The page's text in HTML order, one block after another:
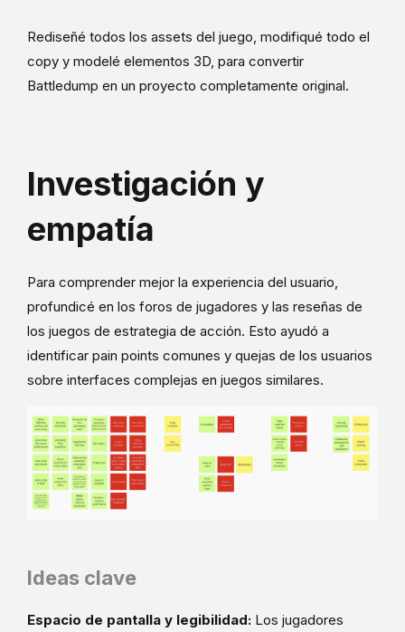
Rediseñé todos los assets del juego, modifiqué todo el
copy y modelé elementos 3D, para convertir
Battledump en un proyecto completamente original.
Investigación y
empatía
Para comprender mejor la experiencia del usuario,
profundicé en los foros de jugadores y las reseñas de
los juegos de estrategia de acción. Esto ayudó a
identificar pain points comunes y quejas de los usuarios
sobre interfaces complejas en juegos similares.
Ideas clave
Espacio de pantalla y legibilidad: Los jugadores